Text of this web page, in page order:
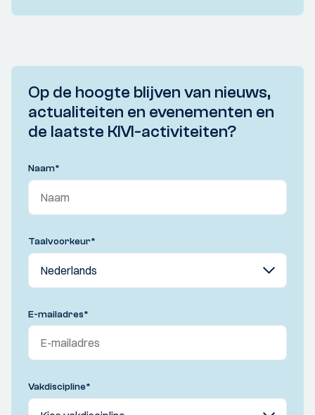
Op de hoogte blijven van nieuws,
actualiteiten en evenementen en
de laatste KIVI-activiteiten?
Naam*
Taalvoorkeur*
E-mailadres*
Vakdiscipline*